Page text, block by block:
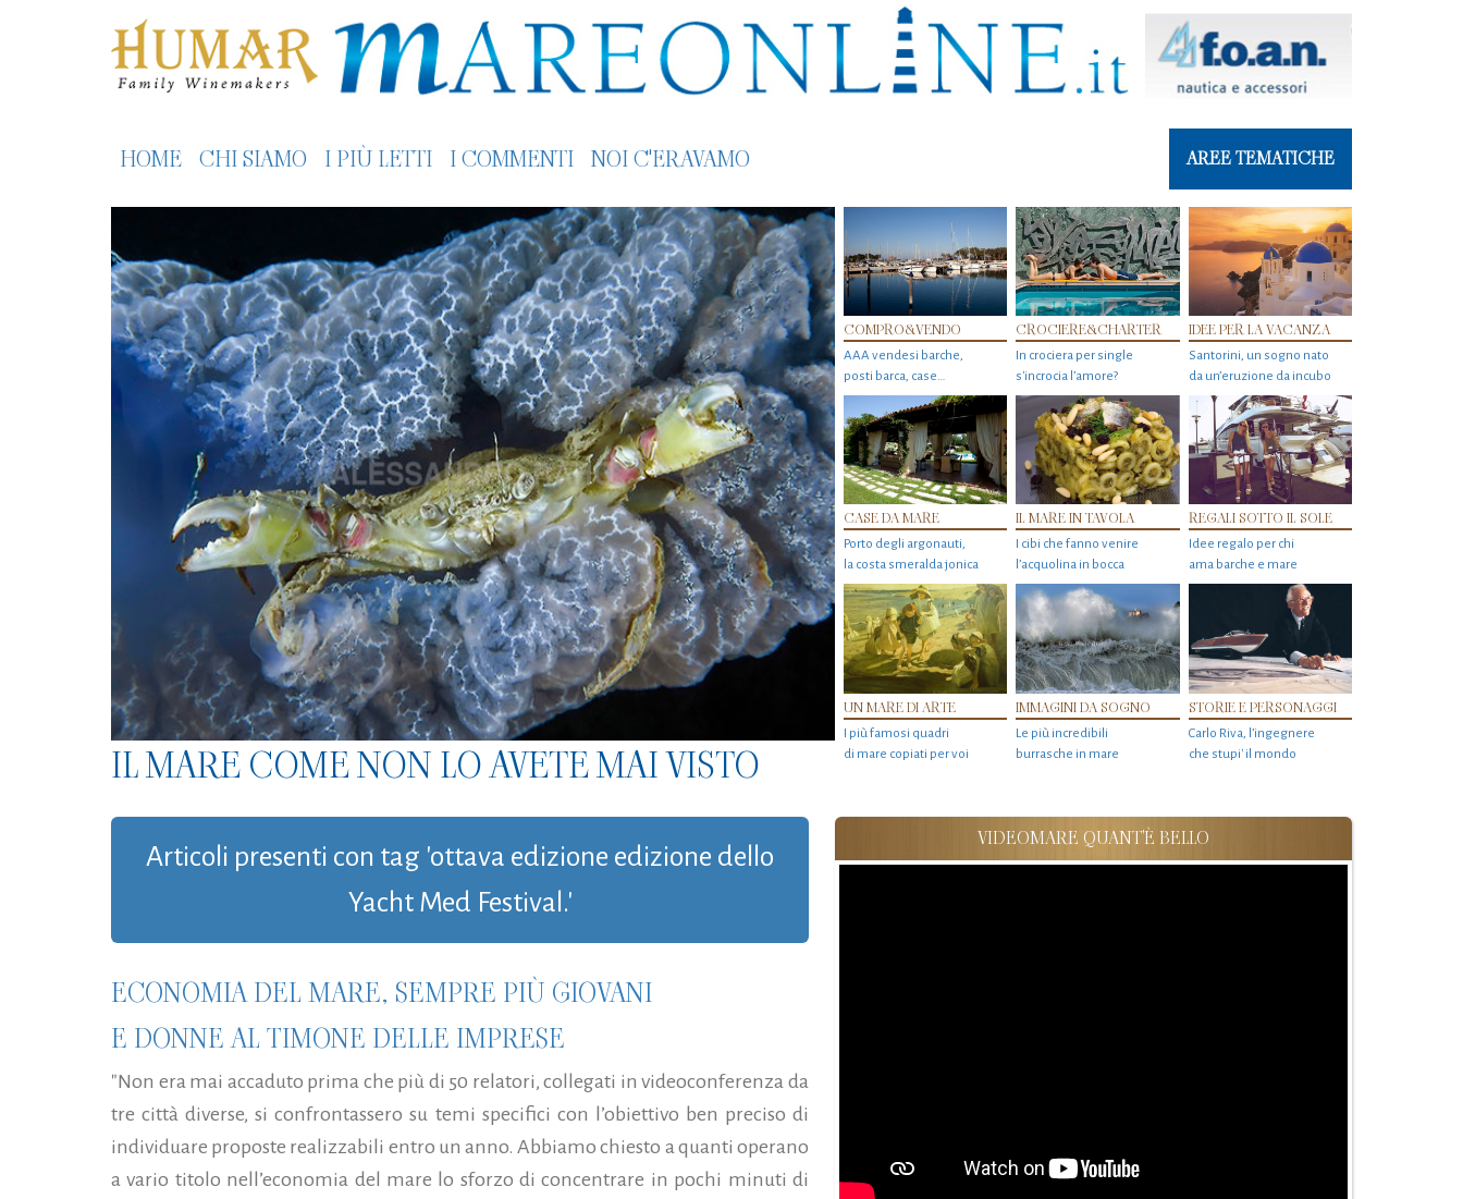
HOME CHI SIAMO I PIÙ LETTI I COMMENTI NOI C'ERAVAMO AREE TEMATICHE
IL MARE COME NON LO AVETE MAI VISTO
COMPRO&VENDO
AAA vendesi barche,
posti barca, case…
CROCIERE&CHARTER
In crociera per single
s'incrocia l’amore?
IDEE PER LA VACANZA
Santorini, un sogno nato
da un’eruzione da incubo
CASE DA MARE
Porto degli argonauti,
la costa smeralda jonica
IL MARE IN TAVOLA
I cibi che fanno venire
l’acquolina in bocca
REGALI SOTTO IL SOLE
Idee regalo per chi
ama barche e mare
UN MARE DI ARTE
I più famosi quadri
di mare copiati per voi
IMMAGINI DA SOGNO
Le più incredibili
burrasche in mare
STORIE E PERSONAGGI
Carlo Riva, l’ingegnere
che stupi' il mondo
Articoli presenti con tag 'ottava edizione edizione dello
Yacht Med Festival.'
ECONOMIA DEL MARE, SEMPRE PIÙ GIOVANI
E DONNE AL TIMONE DELLE IMPRESE
"Non era mai accaduto prima che più di 50 relatori, collegati in videoconferenza da
tre città diverse, si confrontassero su temi specifici con l’obiettivo ben preciso di
individuare proposte realizzabili entro un anno. Abbiamo chiesto a quanti operano
a vario titolo nell’economia del mare lo sforzo di concentrare in pochi minuti di
VIDEOMARE QUANT'È BELLO